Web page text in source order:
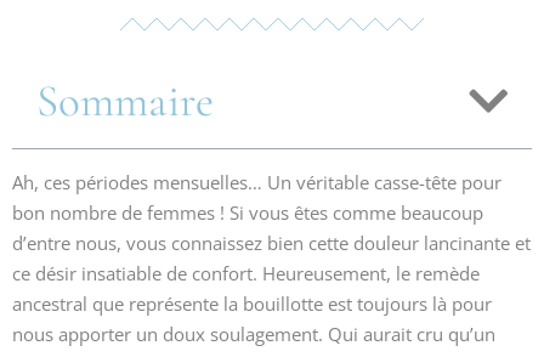
Sommaire
Ah, ces périodes mensuelles… Un véritable casse-tête pour
bon nombre de femmes ! Si vous êtes comme beaucoup
d’entre nous, vous connaissez bien cette douleur lancinante et
ce désir insatiable de confort. Heureusement, le remède
ancestral que représente la bouillotte est toujours là pour
nous apporter un doux soulagement. Qui aurait cru qu’un